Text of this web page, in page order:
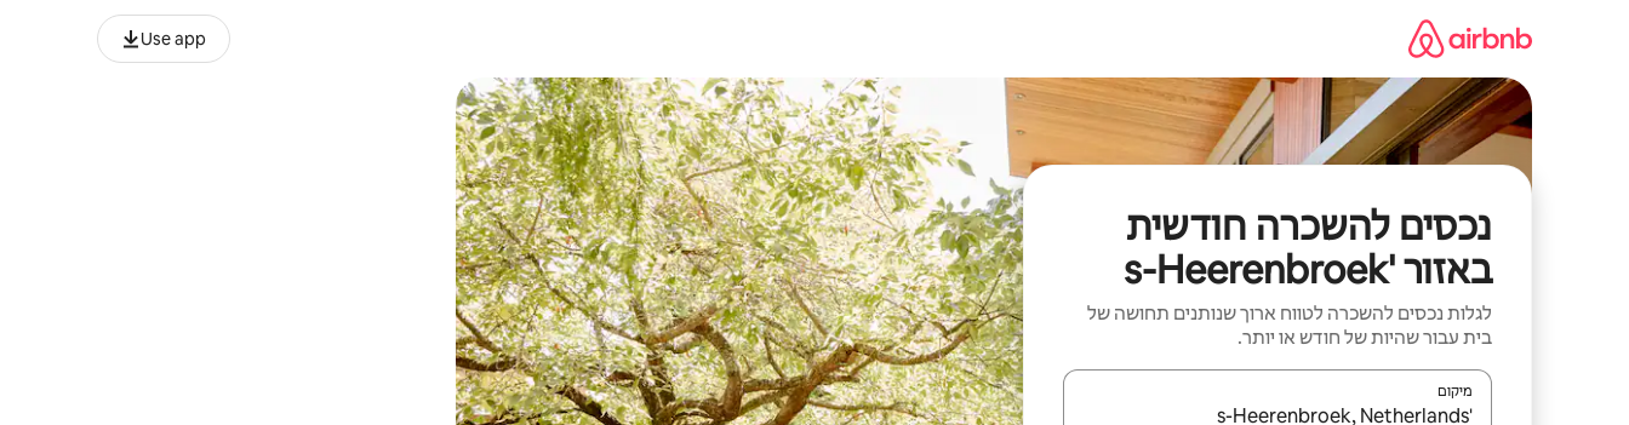
Use app
נכסים להשכרה חודשית
באזור 's-Heerenbroek
לגלות נכסים להשכרה לטווח ארוך שנותנים תחושה של
בית עבור שהיות של חודש או יותר.
מיקום
כאשר התוצאות יהיו זמינות, יש לנווט עם מקשי החיצים למעלה ולמטה או לעיין בעזרת תנועות מגע או החלקה.